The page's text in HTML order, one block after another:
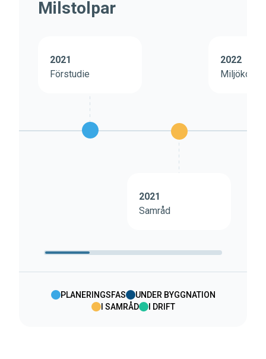
Milstolpar
2021
Förstudie
2021
Samråd
2022
PLANERINGSFAS
UNDER BYGGNATION
I SAMRÅD
I DRIFT